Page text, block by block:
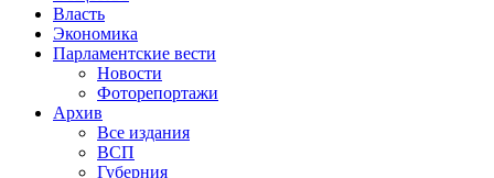
Власть
Экономика
Парламентские вести
Новости
Фоторепортажи
Архив
Все издания
ВСП
Губерния